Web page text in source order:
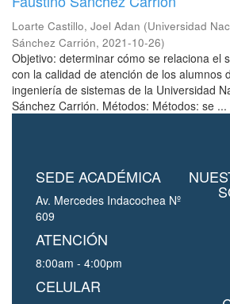
Loarte Castillo, Joel Adan (Universidad
Sánchez Carrión, 2021-10-26)
Objetivo: determinar cómo se relaciona el
con la calidad de atención de los alumnos
ingeniería de sistemas de la Universidad
Sánchez Carrión. Métodos: Métodos: se ...
SEDE ACADÉMICA
Av. Mercedes Indacochea Nº
609
ATENCIÓN
8:00am - 4:00pm
CELULAR